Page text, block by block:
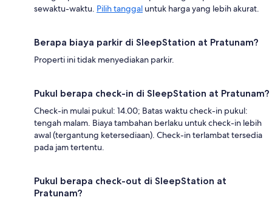
sewaktu-waktu. Pilih tanggal untuk harga yang lebih akurat.
Berapa biaya parkir di SleepStation at Pratunam?
Properti ini tidak menyediakan parkir.
Pukul berapa check-in di SleepStation at Pratunam?
Check-in mulai pukul: 14.00; Batas waktu check-in pukul:
tengah malam. Biaya tambahan berlaku untuk check-in lebih
awal (tergantung ketersediaan). Check-in terlambat tersedia
pada jam tertentu.
Pukul berapa check-out di SleepStation at
Pratunam?